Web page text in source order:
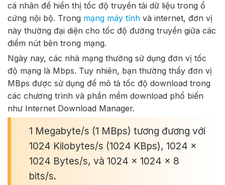
cá nhân để hiển thị tốc độ truyền tải dữ liệu trong ổ
cứng nội bộ. Trong mạng máy tính và internet, đơn vị
này thường đại diện cho tốc độ đường truyền giữa các
điểm nút bên trong mạng.
Ngày nay, các nhà mạng thường sử dụng đơn vị tốc
độ mạng là Mbps. Tuy nhiên, bạn thường thấy đơn vị
MBps được sử dụng để mô tả tốc độ download trong
các chương trình và phần mềm download phổ biến
như Internet Download Manager.
1 Megabyte/s (1 MBps) tương đương với
1024 Kilobytes/s (1024 KBps), 1024 x
1024 Bytes/s, và 1024 x 1024 x 8
bits/s.